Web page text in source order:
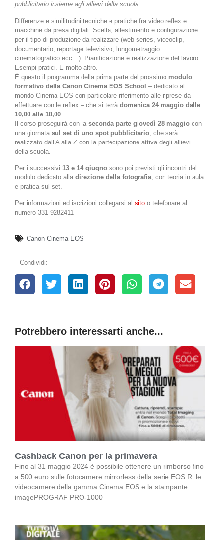
pubblicitario insieme agli allievi della scuola
Differenze e similitudini tecniche e pratiche fra video reflex e
macchine da presa digitali. Scelta, allestimento e configurazione
per il tipo di produzione da realizzare (web series, videoclip,
documentario, reportage televisivo, lungometraggio
cinematografico ecc…). Pianificazione e realizzazione del lavoro.
Esempi pratici. E molto altro.
È questo il programma della prima parte del prossimo modulo
formativo della Canon Cinema EOS School – dedicato al
mondo Cinema EOS con particolare riferimento alle riprese da
effettuare con le reflex – che si terrà domenica 24 maggio dalle
10,00 alle 18,00
Il corso proseguirà con la seconda parte giovedì 28 maggio con
una giornata sul set di uno spot pubblicitario , che sarà
realizzato dall’A alla Z con la partecipazione attiva degli allievi
della scuola.
Per i successivi 13 e 14 giugno sono poi previsti gli incontri del
modulo dedicato alla direzione della fotografia, con teoria in aula
e pratica sul set.
Per informazioni ed iscrizioni collegarsi al sito o telefonare al
numero 331 9282411
Canon Cinema EOS
Condividi:
Potrebbero interessarti anche...
Cashback Canon per la primavera
Fino al 31 maggio 2024 è possibile ottenere un rimborso fino
a 500 euro sulle fotocamere mirrorless della serie EOS R, le
videocamere della gamma Cinema EOS e la stampante
imagePROGRAF PRO-1000